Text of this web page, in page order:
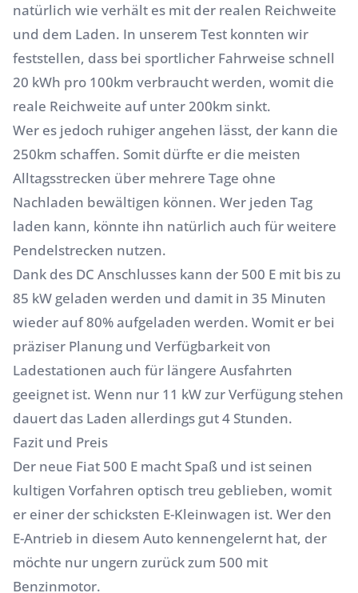
natürlich wie verhält es mit der realen Reichweite
und dem Laden. In unserem Test konnten wir
feststellen, dass bei sportlicher Fahrweise schnell
20 kWh pro 100km verbraucht werden, womit die
reale Reichweite auf unter 200km sinkt.
Wer es jedoch ruhiger angehen lässt, der kann die
250km schaffen. Somit dürfte er die meisten
Alltagsstrecken über mehrere Tage ohne
Nachladen bewältigen können. Wer jeden Tag
laden kann, könnte ihn natürlich auch für weitere
Pendelstrecken nutzen.
Dank des DC Anschlusses kann der 500 E mit bis zu
85 kW geladen werden und damit in 35 Minuten
wieder auf 80% aufgeladen werden. Womit er bei
präziser Planung und Verfügbarkeit von
Ladestationen auch für längere Ausfahrten
geeignet ist. Wenn nur 11 kW zur Verfügung stehen
dauert das Laden allerdings gut 4 Stunden.
Fazit und Preis
Der neue Fiat 500 E macht Spaß und ist seinen
kultigen Vorfahren optisch treu geblieben, womit
er einer der schicksten E-Kleinwagen ist. Wer den
E-Antrieb in diesem Auto kennengelernt hat, der
möchte nur ungern zurück zum 500 mit
Benzinmotor.